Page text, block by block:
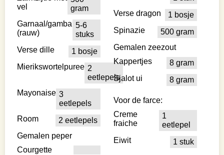
vel
gram
Garnaal/gamba
(rauw)
5-6
stuks
Verse dille
1 bosje
Mierikswortelpuree 2
eetlepels
Mayonaise 3
eetlepels
Room
2 eetlepels
Gemalen peper
Courgette
Verse dragon
1 bosje
Spinazie
500 gram
Gemalen zeezout
Kappertjes
8 gram
Sjalot ui
8 gram
Voor de farce:
Creme
fraiche
1
eetlepel
Eiwit
1 stuk